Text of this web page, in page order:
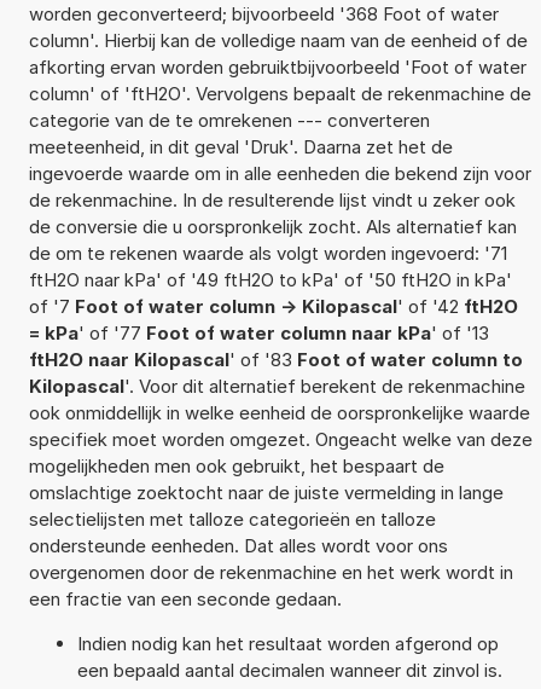
worden geconverteerd; bijvoorbeeld '368 Foot of water
column'. Hierbij kan de volledige naam van de eenheid of de
afkorting ervan worden gebruiktbijvoorbeeld 'Foot of water
column' of 'ftH2O'. Vervolgens bepaalt de rekenmachine de
categorie van de te omrekenen --- converteren
meeteenheid, in dit geval 'Druk'. Daarna zet het de
ingevoerde waarde om in alle eenheden die bekend zijn voor
de rekenmachine. In de resulterende lijst vindt u zeker ook
de conversie die u oorspronkelijk zocht. Als alternatief kan
de om te rekenen waarde als volgt worden ingevoerd: '71
ftH2O naar kPa' of '49 ftH2O to kPa' of '50 ftH2O in kPa'
of '7 Foot of water column -> Kilopascal' of '42 ftH2O
= kPa' of '77 Foot of water column naar kPa' of '13
ftH2O naar Kilopascal' of '83 Foot of water column to
Kilopascal'. Voor dit alternatief berekent de rekenmachine
ook onmiddellijk in welke eenheid de oorspronkelijke waarde
specifiek moet worden omgezet. Ongeacht welke van deze
mogelijkheden men ook gebruikt, het bespaart de
omslachtige zoektocht naar de juiste vermelding in lange
selectielijsten met talloze categorieën en talloze
ondersteunde eenheden. Dat alles wordt voor ons
overgenomen door de rekenmachine en het werk wordt in
een fractie van een seconde gedaan.
Indien nodig kan het resultaat worden afgerond op
een bepaald aantal decimalen wanneer dit zinvol is.